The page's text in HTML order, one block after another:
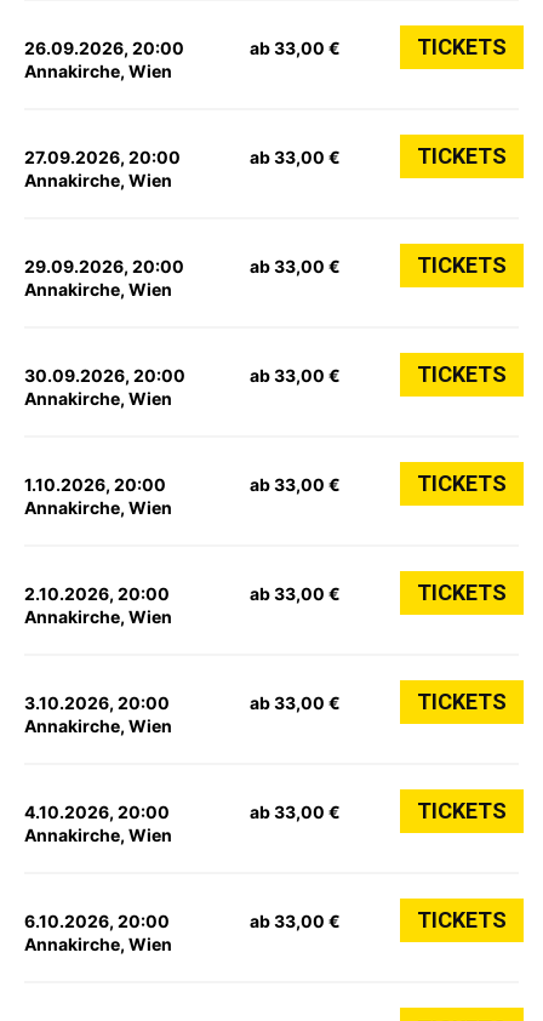
26.09.2026, 20:00
Annakirche, Wien
ab 33,00 € TICKETS
27.09.2026, 20:00
Annakirche, Wien
ab 33,00 € TICKETS
29.09.2026, 20:00
Annakirche, Wien
ab 33,00 € TICKETS
30.09.2026, 20:00
Annakirche, Wien
ab 33,00 € TICKETS
1.10.2026, 20:00
Annakirche, Wien
ab 33,00 € TICKETS
2.10.2026, 20:00
Annakirche, Wien
ab 33,00 € TICKETS
3.10.2026, 20:00
Annakirche, Wien
ab 33,00 € TICKETS
4.10.2026, 20:00
Annakirche, Wien
ab 33,00 € TICKETS
6.10.2026, 20:00
Annakirche, Wien
ab 33,00 € TICKETS